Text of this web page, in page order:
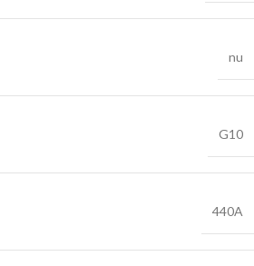
nu
G10
440A